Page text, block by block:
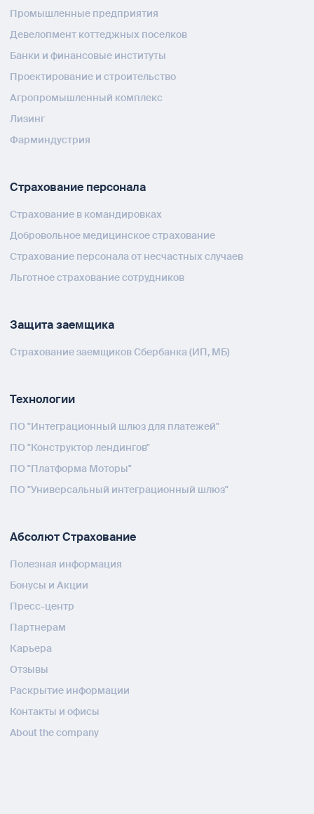
Промышленные предприятия
Девелопмент коттеджных поселков
Банки и финансовые институты
Проектирование и строительство
Агропромышленный комплекс
Лизинг
Фарминдустрия
Страхование персонала
Страхование в командировках
Добровольное медицинское страхование
Страхование персонала от несчастных случаев
Льготное страхование сотрудников
Защита заемщика
Страхование заемщиков Сбербанка (ИП, МБ)
Технологии
ПО "Интеграционный шлюз для платежей"
ПО "Конструктор лендингов"
ПО "Платформа Моторы"
ПО "Универсальный интеграционный шлюз"
Абсолют Страхование
Полезная информация
Бонусы и Акции
Пресс-центр
Партнерам
Карьера
Отзывы
Раскрытие информации
Контакты и офисы
About the company